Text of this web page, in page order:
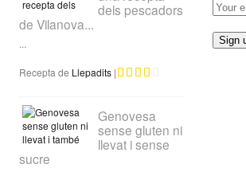
dels pescadors
de Vilanova...
...
Recepta de Llepadits|
Genovesa
sense gluten ni
llevat i sense
sucre